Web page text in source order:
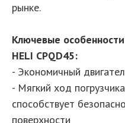
рынке.
Ключевые
HELI CPQD45:
- Экономичный
- Мягкий ход
способствует
поверхности